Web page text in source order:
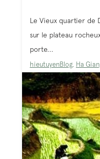
Le Vieux quartier de
sur le plateau
porte...
hieutuyenBlog Ha